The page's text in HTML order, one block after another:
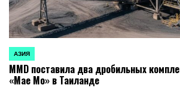
ОПУБЛИКОВАНО
В
АЗИЯ
MMD поставила два дробильных
«Мае Мо» в Таиланде